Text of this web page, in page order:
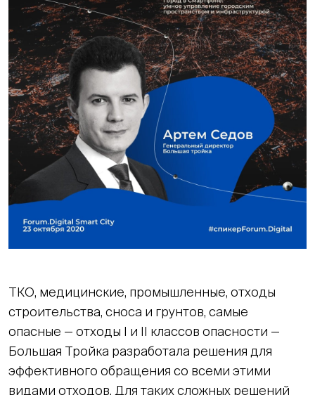
ТКО, медицинские, промышленные, отходы
строительства, сноса и грунтов, самые
опасные — отходы I и II классов опасности —
Большая Тройка разработала решения для
эффективного обращения со всеми этими
видами отходов. Для таких сложных решений